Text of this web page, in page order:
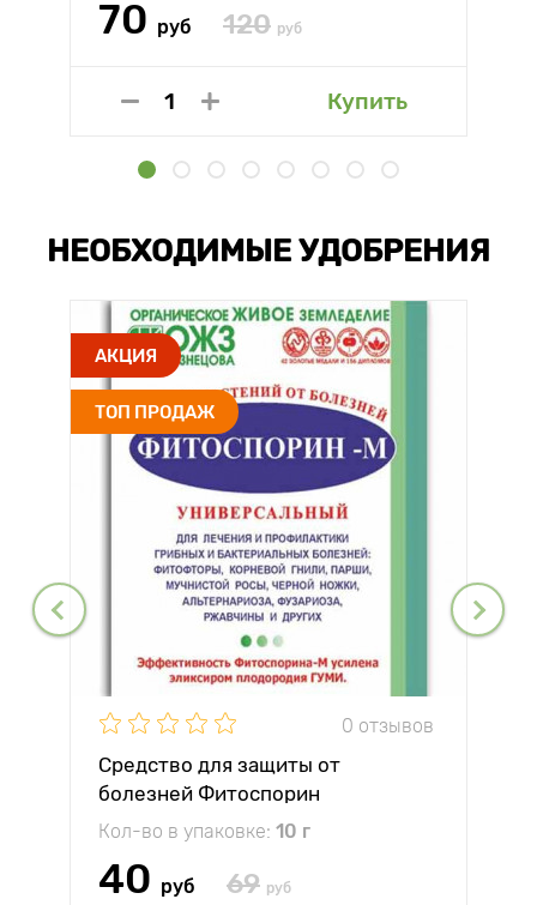
70 руб 120 руб
Купить
НЕОБХОДИМЫЕ УДОБРЕНИЯ
АКЦИЯ
ТОП ПРОДАЖ
0 отзывов
Средство для защиты от
болезней Фитоспорин
Кол-во в упаковке: 10 г
40 руб 69 руб